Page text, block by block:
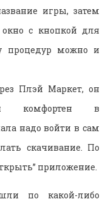
игры, затем
с кнопкой для
процедур можно и
Плэй Маркет, он
комфортен в
надо войти в сам
скачивание. По
приложение.
по какой-либо